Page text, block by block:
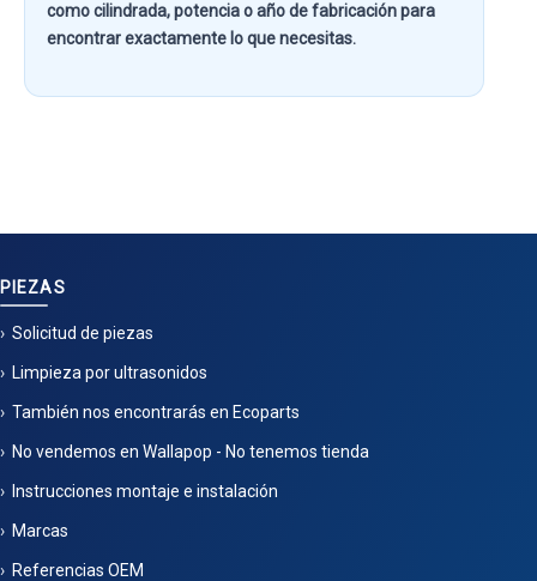
comocilindrada, potencia o año de fabricaciónpara
encontrar exactamente lo que necesitas.
PIEZAS
Solicitud de piezas
Limpieza por ultrasonidos
También nos encontrarás en Ecoparts
No vendemos en Wallapop - No tenemos tienda
Instrucciones montaje e instalación
Marcas
Referencias OEM